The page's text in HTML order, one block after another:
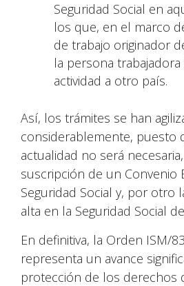
Seguridad Social en
los que, en el marco
de trabajo originador
la persona
actividad a otro país.
Así, los trámites se han
considerablemente, puesto
actualidad no será
suscripción de un Convenio
Seguridad Social y, por otro
alta en la Seguridad Social
En definitiva, la Orden ISM/
representa un avance
protección de los derechos